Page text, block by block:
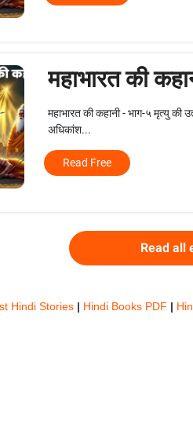
महाभारत की
महाभारत की कहानी - भाग-५ मृत्यु की
अधिकांश...
Read Free
Read all
Hindi Stories | Hindi Books PDF |